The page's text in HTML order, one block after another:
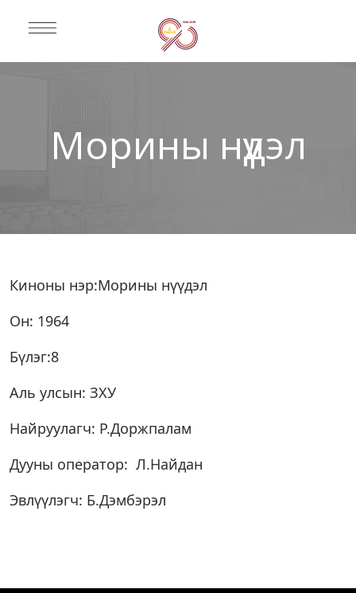
Морины нүүдэл
Киноны нэр:Морины нүүдэл
Он: 1964
Бүлэг:8
Аль улсын: ЗХУ
Найруулагч: Р.Доржпалам
Дууны оператор: Л.Найдан
Эвлүүлэгч: Б.Дэмбэрэл